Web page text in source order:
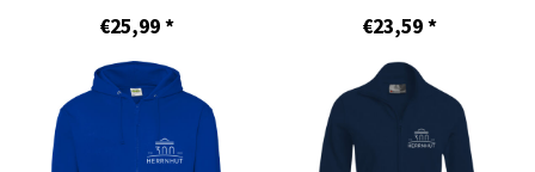
€25,99* €23,59*